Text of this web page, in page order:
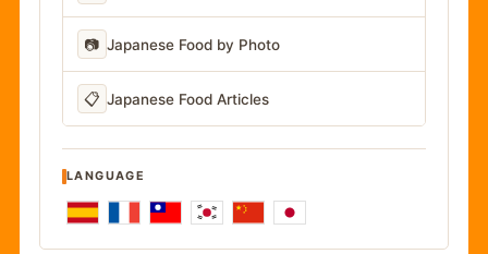
📷 Japanese Food by Photo
📋 Japanese Food Articles
LANGUAGE